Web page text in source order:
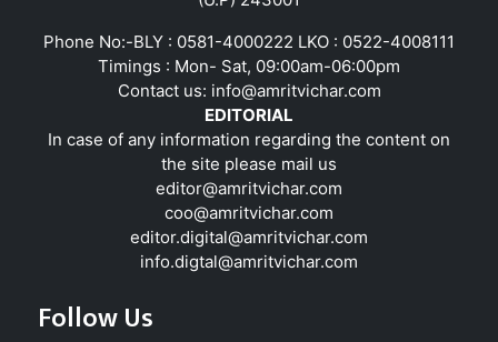
Phone No:-BLY : 0581-4000222 LKO : 0522-4008111
Timings : Mon- Sat, 09:00am-06:00pm
Contact us: info@amritvichar.com
EDITORIAL
In case of any information regarding the content on
the site please mail us
editor@amritvichar.com
coo@amritvichar.com
editor.digital@amritvichar.com
info.digtal@amritvichar.com
Follow Us